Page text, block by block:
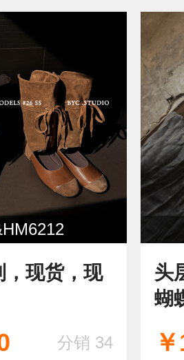
，现货，现
分销 34
头
蝴